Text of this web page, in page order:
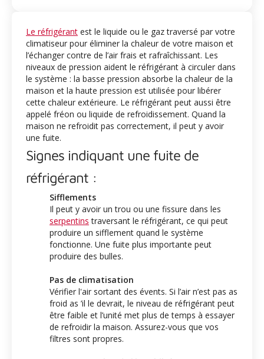
Le réfrigérant est le liquide ou le gaz traversé par votre
climatiseur pour éliminer la chaleur de votre maison et
l’échanger contre de l’air frais et rafraîchissant. Les
niveaux de pression aident le réfrigérant à circuler dans
le système : la basse pression absorbe la chaleur de la
maison et la haute pression est utilisée pour libérer
cette chaleur extérieure. Le réfrigérant peut aussi être
appelé fréon ou liquide de refroidissement. Quand la
maison ne refroidit pas correctement, il peut y avoir
une fuite.
Signes indiquant une fuite de
réfrigérant :
Sifflements
Il peut y avoir un trou ou une fissure dans les
serpentins traversant le réfrigérant, ce qui peut
produire un sifflement quand le système
fonctionne. Une fuite plus importante peut
produire des bulles.
Pas de climatisation
Vérifier l'air sortant des évents. Si l’air n’est pas as
froid as ’il le devrait, le niveau de réfrigérant peut
être faible et l’unité met plus de temps à essayer
de refroidir la maison. Assurez-vous que vos
filtres sont propres.